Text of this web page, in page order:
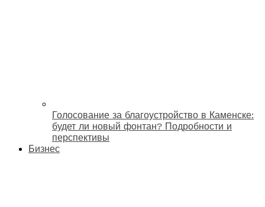
Голосование за благоустройство в Каменске:
будет ли новый фонтан? Подробности и
перспективы
Бизнес